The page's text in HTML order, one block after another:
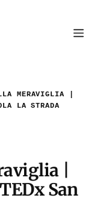
MENU
MERAVIGLIA |
LA STRADA
|
San